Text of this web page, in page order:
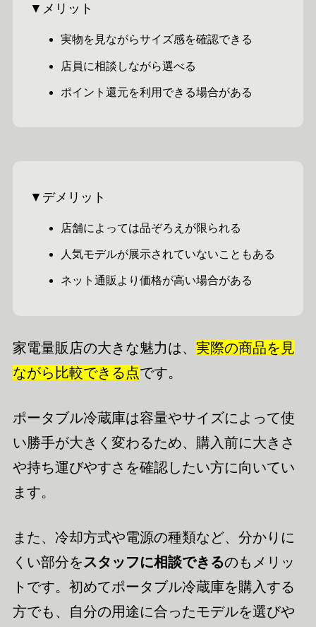
▼メリット
実物を見ながらサイズ感を確認できる
店員に相談しながら選べる
ポイント還元を利用できる場合がある
▼デメリット
店舗によっては品ぞろえが限られる
人気モデルが展示されていないこともある
ネット通販より価格が高い場合がある
家電量販店の大きな魅力は、 実際の商品を見
ながら比較できる点です。
ポータブル冷蔵庫は容量やサイズによって使
い勝手が大きく変わるため、購入前に大きさ
や持ち運びやすさを確認したい方に向いてい
ます。
また、冷却方式や電源の種類など、分かりに
くい部分をスタッフに相談できるのもメリッ
トです。初めてポータブル冷蔵庫を購入する
方でも、自分の用途に合ったモデルを選びや